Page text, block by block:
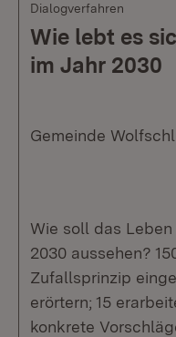
Dialogverfahren
Wie lebt es
im Jahr 2030
Gemeinde
Wie soll das
2030 aussehen?
Zufallsprinzip
erörtern; 15
konkrete